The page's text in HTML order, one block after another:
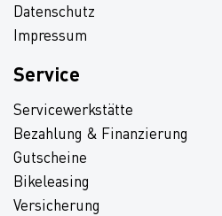
Datenschutz
Impressum
Service
Servicewerkstätte
Bezahlung & Finanzierung
Gutscheine
Bikeleasing
Versicherung